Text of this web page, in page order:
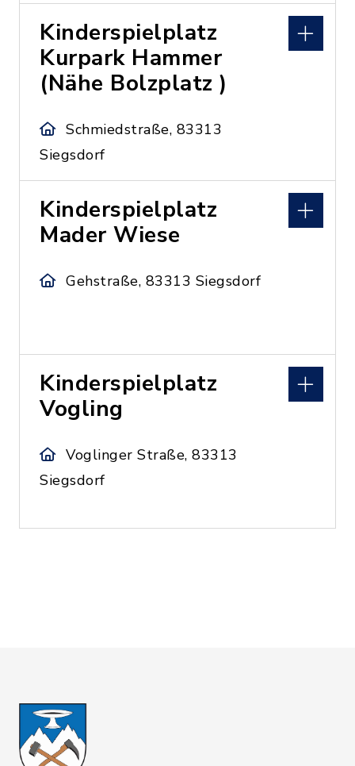
Kinderspielplatz
Kurpark Hammer
(Nähe Bolzplatz )
Schmiedstraße, 83313
Siegsdorf
Kinderspielplatz
Mader Wiese
Gehstraße, 83313 Siegsdorf
Kinderspielplatz
Vogling
Voglinger Straße, 83313
Siegsdorf